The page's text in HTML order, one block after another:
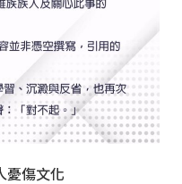
憂傷文化